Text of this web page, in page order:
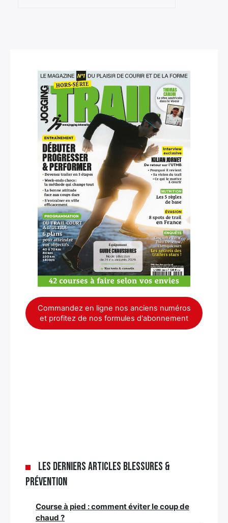
Commandez en ligne nos anciens numéros
et profitez de nos formules d'abonnement
Les derniers articles Blessures &
Prévention
Course à pied : comment éviter le coup de
chaud ?